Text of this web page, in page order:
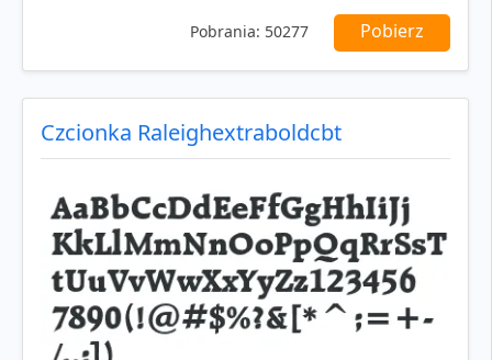
Pobrania: 50277 Pobierz
Czcionka Raleighextraboldcbt